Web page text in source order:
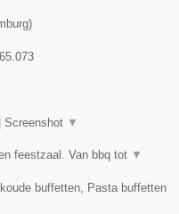
)
Screenshot ▼
feestzaal. Van bbq tot ▼
buffetten, Pasta buffetten